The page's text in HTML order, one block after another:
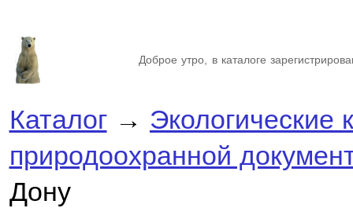
Доброе утро, в каталоге
Каталог→ Экологические
природоохранной
Дону